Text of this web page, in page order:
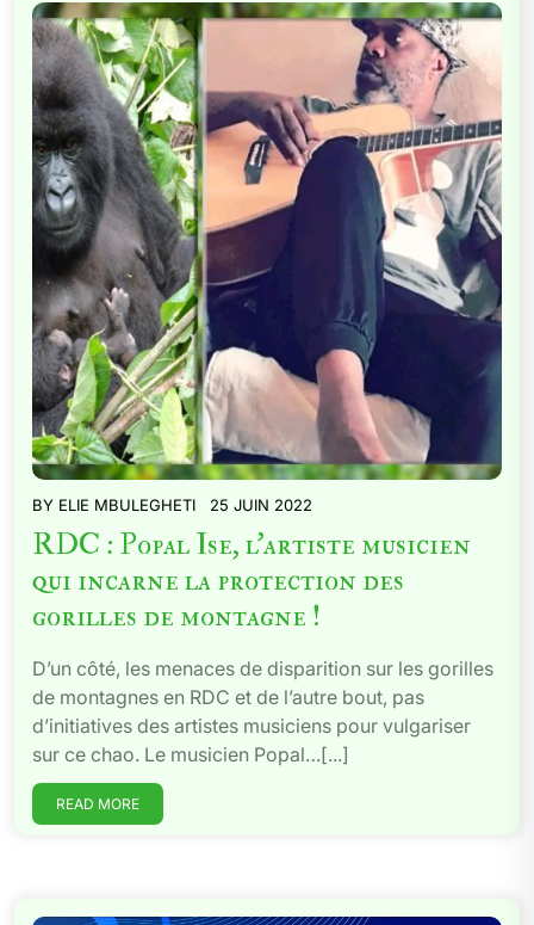
BY ELIE MBULEGHETI 25 JUIN 2022
RDC : Popal Ise, l’artiste musicien
qui incarne la protection des
gorilles de montagne !
D’un côté, les menaces de disparition sur les gorilles
de montagnes en RDC et de l’autre bout, pas
d’initiatives des artistes musiciens pour vulgariser
sur ce chao. Le musicien Popal…[...]
READ MORE